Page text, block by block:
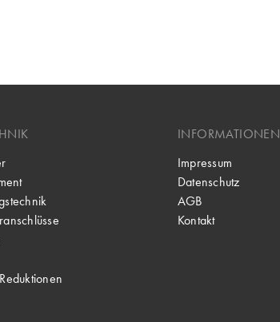
INFORMATIONEN
Impressum
Datenschutz
AGB
Kontakt